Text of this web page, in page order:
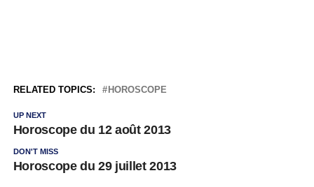
RELATED TOPICS: HOROSCOPE
UP NEXT
Horoscope du 12 août 2013
DON'T MISS
Horoscope du 29 juillet 2013